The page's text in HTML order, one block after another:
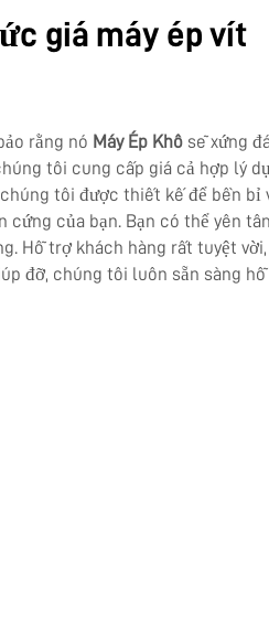
giá máy ép vít
rằng nó Máy Ép Khô sẽ xứng
tôi cung cấp giá cả hợp lý
tôi được thiết kế để bền bỉ
cứng của bạn. Bạn có thể yên
Hỗ trợ khách hàng rất tuyệt vời,
đỡ, chúng tôi luôn sẵn sàng